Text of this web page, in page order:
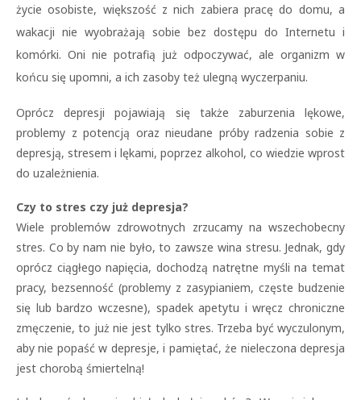
życie osobiste, większość z nich zabiera pracę do domu, a
wakacji nie wyobrażają sobie bez dostępu do Internetu i
komórki. Oni nie potrafią już odpoczywać, ale organizm w
końcu się upomni, a ich zasoby też ulegną wyczerpaniu.
Oprócz depresji pojawiają się także zaburzenia lękowe,
problemy z potencją oraz nieudane próby radzenia sobie z
depresją, stresem i lękami, poprzez alkohol, co wiedzie wprost
do uzależnienia.
Czy to stres czy już depresja?
Wiele problemów zdrowotnych zrzucamy na wszechobecny
stres. Co by nam nie było, to zawsze wina stresu. Jednak, gdy
oprócz ciągłego napięcia, dochodzą natrętne myśli na temat
pracy, bezsenność (problemy z zasypianiem, częste budzenie
się lub bardzo wczesne), spadek apetytu i wręcz chroniczne
zmęczenie, to już nie jest tylko stres. Trzeba być wyczulonym,
aby nie popaść w depresje, i pamiętać, że nieleczona depresja
jest chorobą śmiertelną!